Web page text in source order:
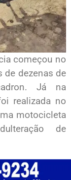
começou no
de dezenas de
Já na
realizada no
motocicleta
de